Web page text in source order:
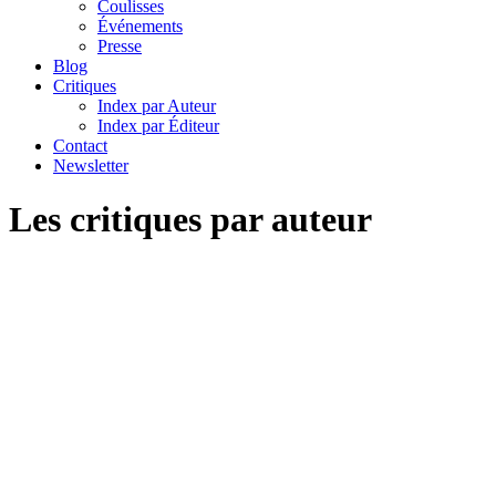
Coulisses
Événements
Presse
Blog
Critiques
Index par Auteur
Index par Éditeur
Contact
Newsletter
Les critiques par auteur